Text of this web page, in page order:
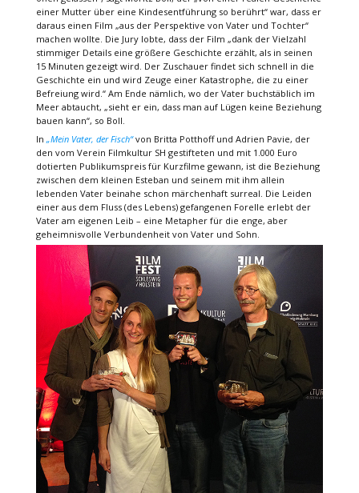
einer Mutter über eine Kindesentführung so berührt“ war, dass er
daraus einen Film „aus der Perspektive von Vater und Tochter“
machen wollte. Die Jury lobte, dass der Film „dank der Vielzahl
stimmiger Details eine größere Geschichte erzählt, als in seinen
15 Minuten gezeigt wird. Der Zuschauer findet sich schnell in die
Geschichte ein und wird Zeuge einer Katastrophe, die zu einer
Befreiung wird.“ Am Ende nämlich, wo der Vater buchstäblich im
Meer abtaucht, „sieht er ein, dass man auf Lügen keine Beziehung
bauen kann“, so Boll.
In „Mein Vater, der Fisch“von Britta Potthoff und Adrien Pavie, der
den vom Verein Filmkultur SH gestifteten und mit 1.000 Euro
dotierten Publikumspreis für Kurzfilme gewann, ist die Beziehung
zwischen dem kleinen Esteban und seinem mit ihm allein
lebenden Vater beinahe schon märchenhaft surreal. Die Leiden
einer aus dem Fluss (des Lebens) gefangenen Forelle erlebt der
Vater am eigenen Leib – eine Metapher für die enge, aber
geheimnisvolle Verbundenheit von Vater und Sohn.